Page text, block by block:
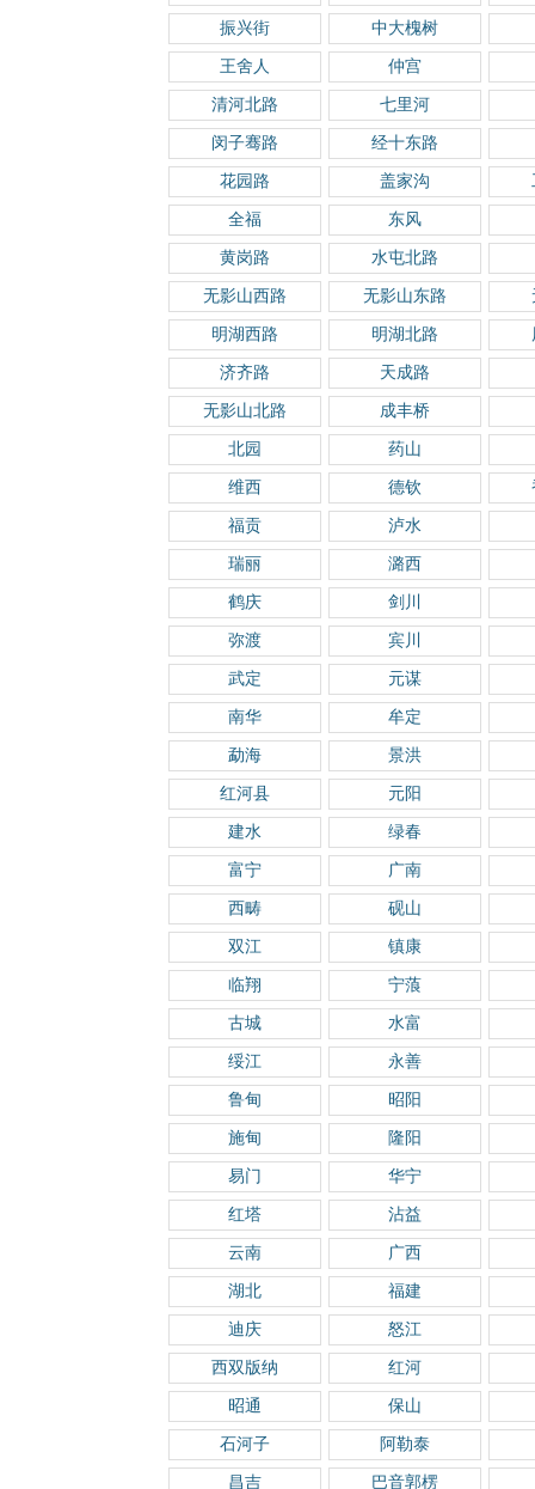
振兴街 中大槐树
王舍人 仲宫
清河北路 七里河
闵子骞路 经十东路
花园路 盖家沟
全福 东风
黄岗路 水屯北路
无影山西路 无影山东路
明湖西路 明湖北路
济齐路 天成路
无影山北路 成丰桥
北园 药山
维西 德钦
福贡 泸水
瑞丽 潞西
鹤庆 剑川
弥渡 宾川
武定 元谋
南华 牟定
勐海 景洪
红河县 元阳
建水 绿春
富宁 广南
西畴 砚山
双江 镇康
临翔 宁蒗
古城 水富
绥江 永善
鲁甸 昭阳
施甸 隆阳
易门 华宁
红塔 沾益
云南 广西
湖北 福建
迪庆 怒江
西双版纳 红河
昭通 保山
石河子 阿勒泰
昌吉 巴音郭楞